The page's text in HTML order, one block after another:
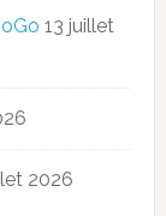
13 juillet
2026